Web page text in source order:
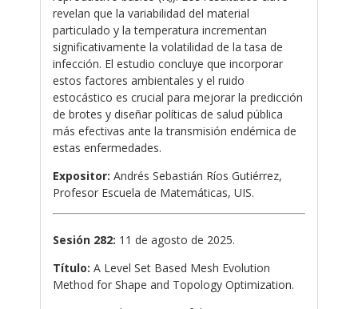
revelan que la variabilidad del material
particulado y la temperatura incrementan
significativamente la volatilidad de la tasa de
infección. El estudio concluye que incorporar
estos factores ambientales y el ruido
estocástico es crucial para mejorar la predicción
de brotes y diseñar políticas de salud pública
más efectivas ante la transmisión endémica de
estas enfermedades.
Expositor: Andrés Sebastián Ríos Gutiérrez,
Profesor Escuela de Matemáticas, UIS.
Sesión 282: 11 de agosto de 2025.
Título: A Level Set Based Mesh Evolution
Method for Shape and Topology Optimization.